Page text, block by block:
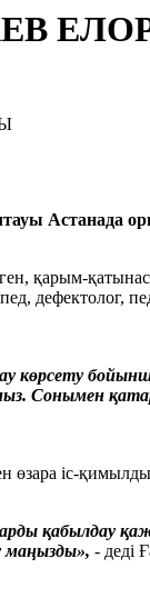
Астанада
қатынас
дефектолог,
көрсету
Сонымен
іс-
қабылдау
маңызды», - деді